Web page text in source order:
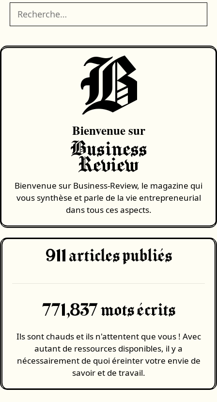
Rechercher :
B
Bienvenue sur
Business
Review
Bienvenue sur Business-Review, le magazine qui
vous synthèse et parle de la vie entrepreneurial
dans tous ces aspects.
911 articles publiés
771,837 mots écrits
Ils sont chauds et ils n'attentent que vous ! Avec
autant de ressources disponibles, il y a
nécessairement de quoi éreinter votre envie de
savoir et de travail.